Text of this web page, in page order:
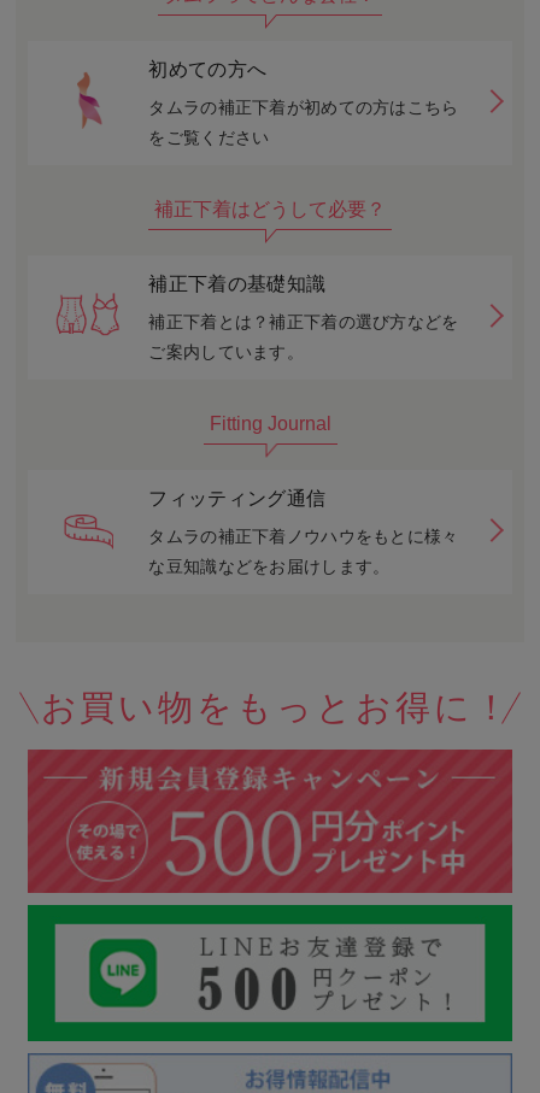
初めての方へ
タムラの補正下着が初めての方はこちら
をご覧ください
補正下着はどうして必要？
補正下着の基礎知識
補正下着とは？補正下着の選び方などを
ご案内しています。
Fitting Journal
フィッティング通信
タムラの補正下着ノウハウをもとに様々
な豆知識などをお届けします。
お買い物をもっとお得に！